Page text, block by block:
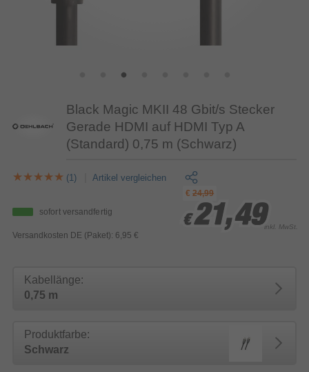
Black Magic MKII 48 Gbit/s Stecker
Gerade HDMI auf HDMI Typ A
(Standard) 0,75 m (Schwarz)
(1) Artikel vergleichen
sofort versandfertig
Versandkosten DE (Paket): 6,95 €
€24,99
€21,49
€21,49
€21,49inkl. MwSt.
Kabellänge:
0,75 m
Produktfarbe:
Schwarz